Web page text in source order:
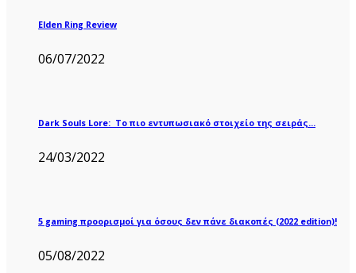
Elden Ring Review
06/07/2022
Dark Souls Lore: Το πιο εντυπωσιακό στοιχείο της σειράς…
24/03/2022
5 gaming προορισμοί για όσους δεν πάνε διακοπές (2022 edition)!
05/08/2022